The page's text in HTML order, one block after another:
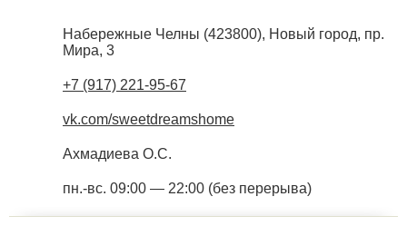
Набережные Челны (423800), Новый город, пр.
Мира, 3
+7 (917) 221-95-67
vk.com/sweetdreamshome
Ахмадиева О.С.
пн.-вс. 09:00 — 22:00 (без перерыва)